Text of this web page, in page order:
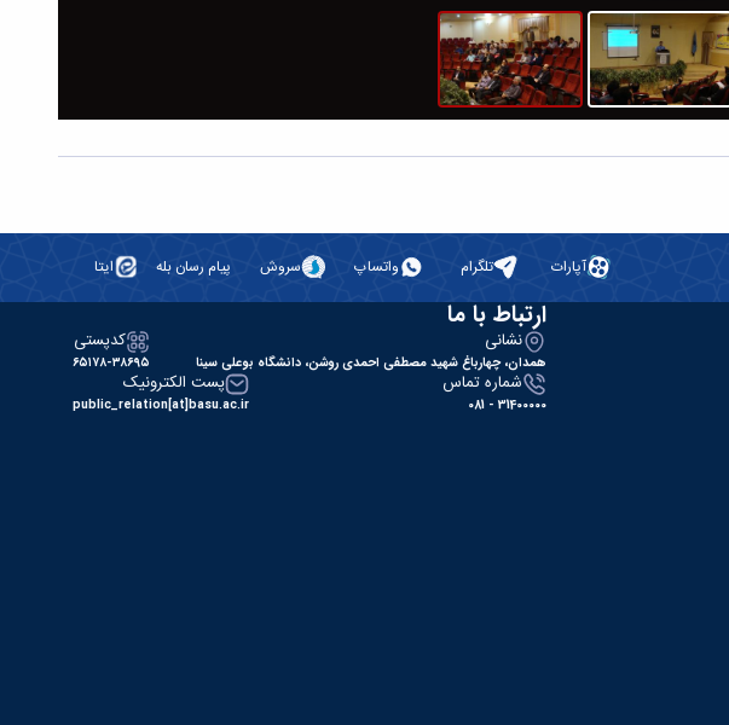
آپارات تلگرام واتساپ سروش پیام رسان بله ایتا
ارتباط با ما
نشانی
همدان، چهارباغ شهید مصطفی احمدی روشن، دانشگاه بوعلی سینا
کدپستی
۶۵۱۷۸-۳۸۶۹۵
شماره تماس
31400000 - 081
پست الکترونیک
public_relation[at]basu.ac.ir